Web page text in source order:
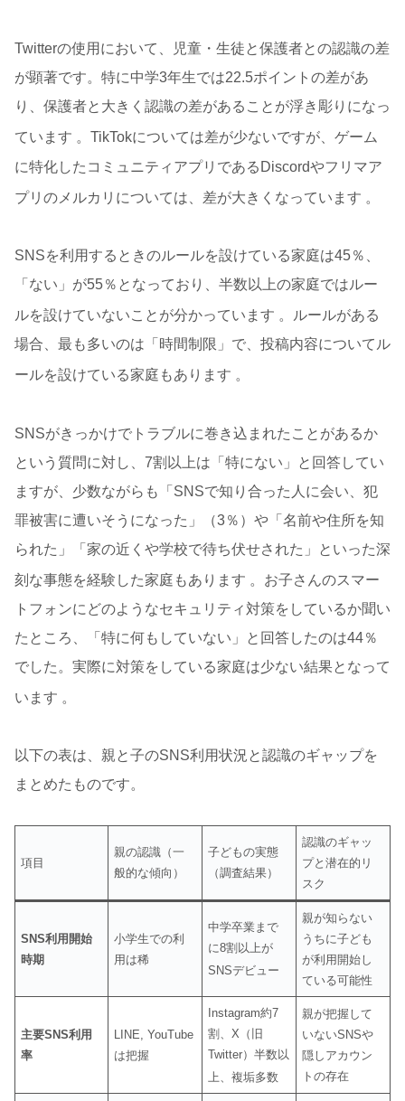
Twitterの使用において、児童・生徒と保護者との認識の差
が顕著です。特に中学3年生では22.5ポイントの差があ
り、保護者と大きく認識の差があることが浮き彫りになっ
ています 。TikTokについては差が少ないですが、ゲーム
に特化したコミュニティアプリであるDiscordやフリマア
プリのメルカリについては、差が大きくなっています 。
SNSを利用するときのルールを設けている家庭は45％、
「ない」が55％となっており、半数以上の家庭ではルー
ルを設けていないことが分かっています 。ルールがある
場合、最も多いのは「時間制限」で、投稿内容についてル
ールを設けている家庭もあります 。
SNSがきっかけでトラブルに巻き込まれたことがあるか
という質問に対し、7割以上は「特にない」と回答してい
ますが、少数ながらも「SNSで知り合った人に会い、犯
罪被害に遭いそうになった」（3％）や「名前や住所を知
られた」「家の近くや学校で待ち伏せされた」といった深
刻な事態を経験した家庭もあります 。お子さんのスマー
トフォンにどのようなセキュリティ対策をしているか聞い
たところ、「特に何もしていない」と回答したのは44％
でした。実際に対策をしている家庭は少ない結果となって
います 。
以下の表は、親と子のSNS利用状況と認識のギャップを
まとめたものです。
項目
親の認識（一
般的な傾向）
子どもの実態
（調査結果）
認識のギャッ
プと潜在的リ
スク
SNS利用開始
時期
小学生での利
用は稀
中学卒業まで
に8割以上が
SNSデビュー
親が知らない
うちに子ども
が利用開始し
ている可能性
主要SNS利用
率
LINE, YouTube
は把握
Instagram約7
割、X（旧
Twitter）半数以
上、複垢多数
親が把握して
いないSNSや
隠しアカウン
トの存在